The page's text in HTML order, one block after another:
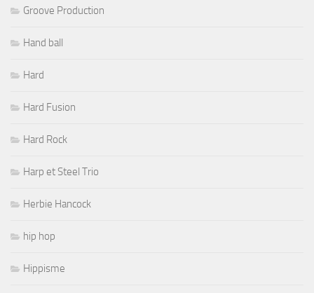
Groove Production
Hand ball
Hard
Hard Fusion
Hard Rock
Harp et Steel Trio
Herbie Hancock
hip hop
Hippisme